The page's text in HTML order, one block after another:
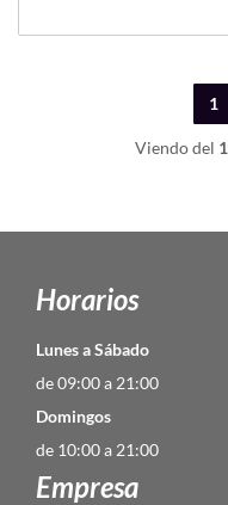
1
Viendo del 1
Horarios
Lunes a Sábado
de 09:00 a 21:00
Domingos
de 10:00 a 21:00
Empresa